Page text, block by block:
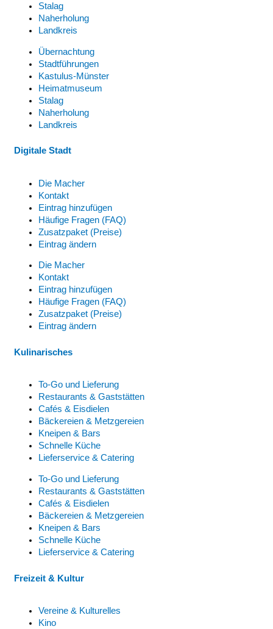
Stalag
Naherholung
Landkreis
Übernachtung
Stadtführungen
Kastulus-Münster
Heimatmuseum
Stalag
Naherholung
Landkreis
Digitale Stadt
Die Macher
Kontakt
Eintrag hinzufügen
Häufige Fragen (FAQ)
Zusatzpaket (Preise)
Eintrag ändern
Die Macher
Kontakt
Eintrag hinzufügen
Häufige Fragen (FAQ)
Zusatzpaket (Preise)
Eintrag ändern
Kulinarisches
To-Go und Lieferung
Restaurants & Gaststätten
Cafés & Eisdielen
Bäckereien & Metzgereien
Kneipen & Bars
Schnelle Küche
Lieferservice & Catering
To-Go und Lieferung
Restaurants & Gaststätten
Cafés & Eisdielen
Bäckereien & Metzgereien
Kneipen & Bars
Schnelle Küche
Lieferservice & Catering
Freizeit & Kultur
Vereine & Kulturelles
Kino